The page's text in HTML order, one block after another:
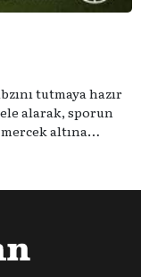
tutmaya hazır
alarak, sporun
altına